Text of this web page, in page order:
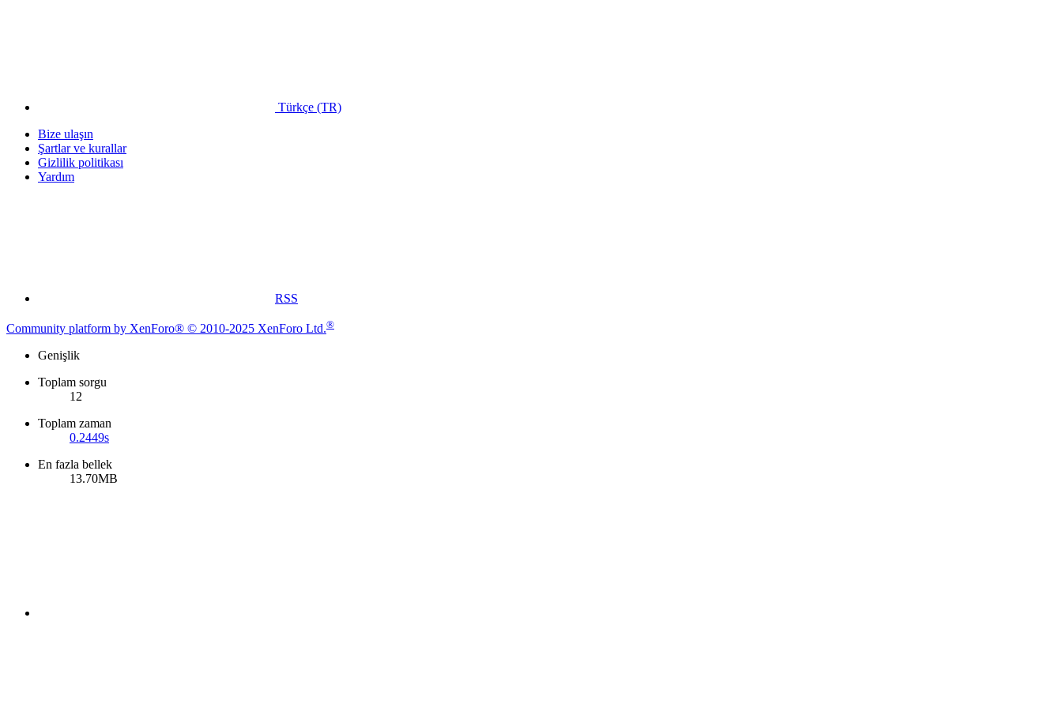
Türkçe (TR)
Bize ulaşın
Şartlar ve kurallar
Gizlilik politikası
Yardım
RSS
Community platform by XenForo® © 2010-2025 XenForo Ltd.®
Genişlik
Toplam sorgu
12
Toplam zaman
0.2449s
En fazla bellek
13.70MB